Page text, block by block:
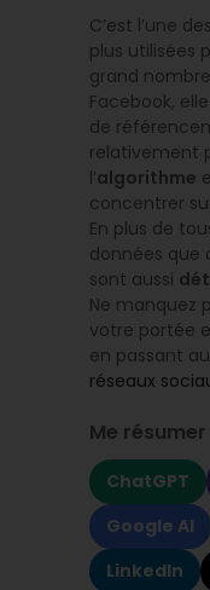
C’est l’une des
plus utilisées
grand
Facebook,
de
relativement
l’algorithme
concentrer
En plus de
données
sont aussi
Ne manquez
votre portée
en passant
réseaux
Me
ChatGPT
Google AI
LinkedIn